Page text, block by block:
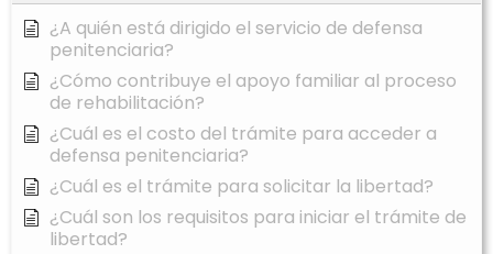
¿A quién está dirigido el servicio de defensa
penitenciaria?
¿Cómo contribuye el apoyo familiar al proceso
de rehabilitación?
¿Cuál es el costo del trámite para acceder a
defensa penitenciaria?
¿Cuál es el trámite para solicitar la libertad?
¿Cuál son los requisitos para iniciar el trámite de
libertad?